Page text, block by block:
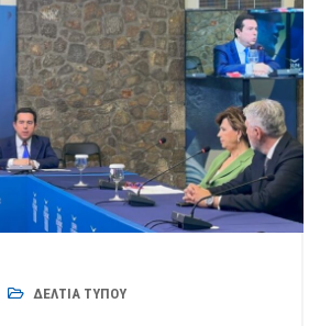
ΔΕΛΤΊΑ ΤΎΠΟΥ